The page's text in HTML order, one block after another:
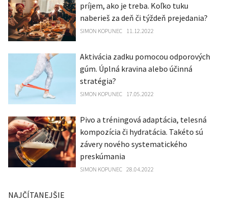
príjem, ako je treba. Koľko tuku
naberieš za deň či týždeň prejedania?
SIMON KOPUNEC 11.12.2022
Aktivácia zadku pomocou odporových
gúm. Úplná kravina alebo účinná
stratégia?
SIMON KOPUNEC 17.05.2022
Pivo a tréningová adaptácia, telesná
kompozícia či hydratácia. Takéto sú
závery nového systematického
preskúmania
SIMON KOPUNEC 28.04.2022
NAJČÍTANEJŠIE